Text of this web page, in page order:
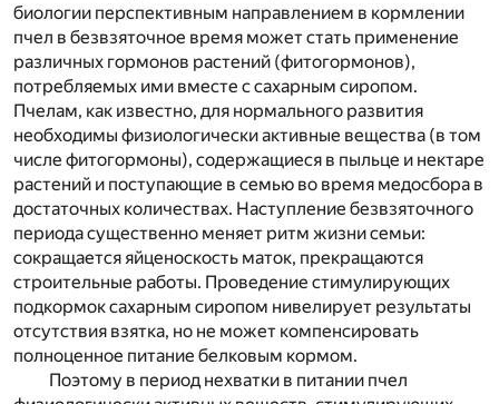
биологии перспективным направлением в кормлении
пчел в безвзяточное время может стать применение
различных гормонов растений (фитогормонов),
потребляемых ими вместе с сахарным сиропом.
Пчелам, как известно, для нормального развития
необходимы физиологически активные вещества (в том
числе фитогормоны), содержащиеся в пыльце и нектаре
растений и поступающие в семью во время медосбора в
достаточных количествах. Наступление безвзяточного
периода существенно меняет ритм жизни семьи:
сокращается яйценоскость маток, прекращаются
строительные работы. Проведение стимулирующих
подкормок сахарным сиропом нивелирует результаты
отсутствия взятка, но не может компенсировать
полноценное питание белковым кормом.
Поэтому в период нехватки в питании пчел